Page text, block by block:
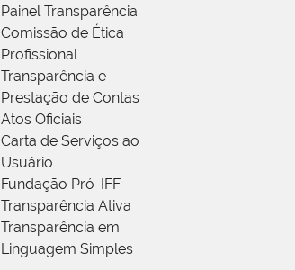
Painel Transparência
Comissão de Ética
Profissional
Transparência e
Prestação de Contas
Atos Oficiais
Carta de Serviços ao
Usuário
Fundação Pró-IFF
Transparência Ativa
Transparência em
Linguagem Simples